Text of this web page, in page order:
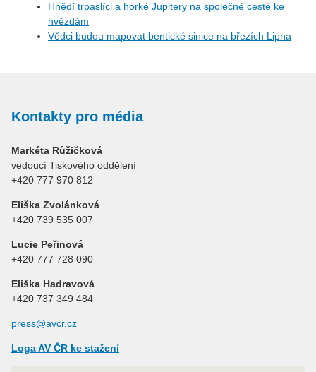
Hnědí trpaslíci a horké Jupitery na společné cestě ke
hvězdám
Vědci budou mapovat bentické sinice na březích Lipna
Kontakty pro média
Markéta Růžičková
vedoucí Tiskového oddělení
+420 777 970 812
Eliška Zvolánková
+420 739 535 007
Lucie Peřinová
+420 777 728 090
Eliška Hadravová
+420 737 349 484
press@avcr.cz
Loga AV ČR ke stažení